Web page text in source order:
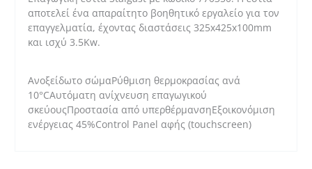
αποτελεί ένα απαραίτητο βοηθητικό εργαλείο για τον
επαγγελματία, έχοντας διαστάσεις 325x425x100mm
και ισχύ 3.5Kw.
Ανοξείδωτο σώμαΡύθμιση θερμοκρασίας ανά
10°CΑυτόματη ανίχνευση επαγωγικού
σκεύουςΠροστασία από υπερθέρμανσηΕξοικονόμιση
ενέργειας 45%Control Panel αφής (touchscreen)